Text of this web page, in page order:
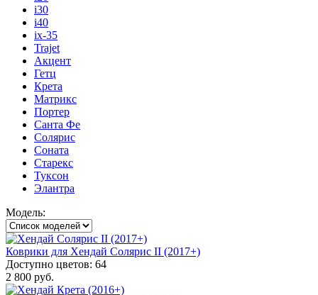
i30
i40
ix-35
Trajet
Акцент
Гетц
Крета
Матрикс
Портер
Санта Фе
Солярис
Соната
Старекс
Туксон
Элантра
Модель:
Коврики для Хендай Солярис II (2017+)
Доступно цветов: 64
2 800 руб.